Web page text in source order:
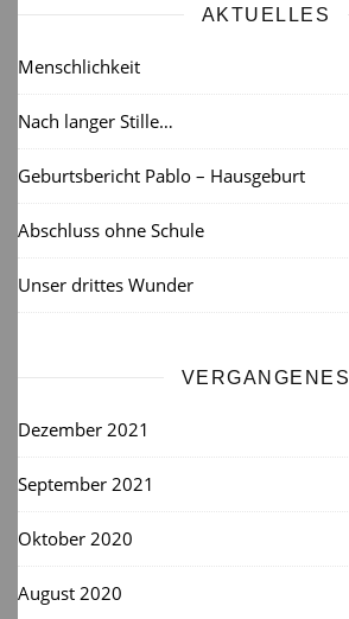
AKTUELLES
Menschlichkeit
Nach langer Stille…
Geburtsbericht Pablo – Hausgeburt
Abschluss ohne Schule
Unser drittes Wunder
VERGANGENES
Dezember 2021
September 2021
Oktober 2020
August 2020